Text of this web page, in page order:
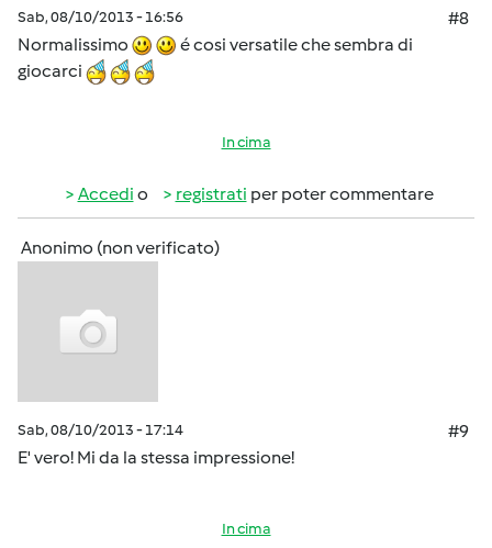
Sab, 08/10/2013 - 16:56
#8
Normalissimo
é cosi versatile che sembra di
giocarci
In cima
Accedi o registrati per poter commentare
Anonimo (non verificato)
Sab, 08/10/2013 - 17:14
#9
E' vero! Mi da la stessa impressione!
In cima